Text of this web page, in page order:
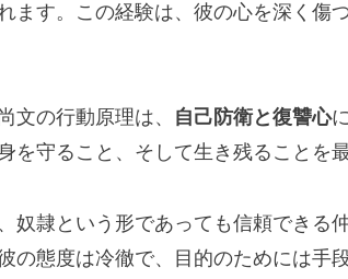
ます。この経験は、彼の心を深く傷つ
文の行動原理は、 自己防衛と復讐心
を守ること、そして生き残ることを
奴隷という形であっても信頼できる
の態度は冷徹で、目的のためには手